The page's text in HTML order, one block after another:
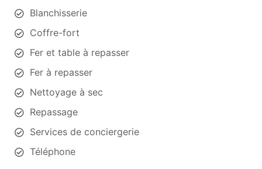
Blanchisserie
Coffre-fort
Fer et table à repasser
Fer à repasser
Nettoyage à sec
Repassage
Services de conciergerie
Téléphone